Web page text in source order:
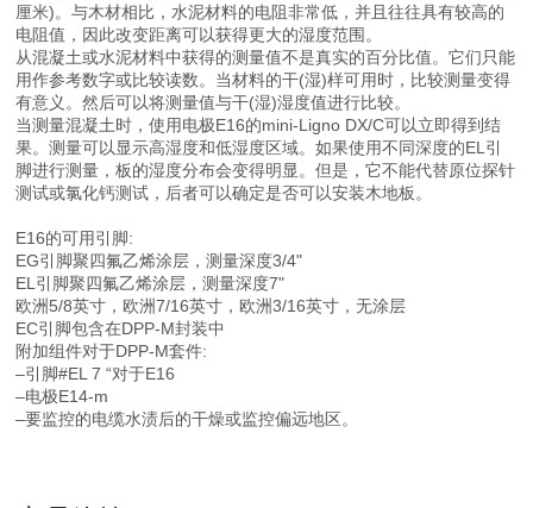
厘米)。与木材相比，水泥材料的电阻非常低，并且往往具有较高的
电阻值，因此改变距离可以获得更大的湿度范围。
从混凝土或水泥材料中获得的测量值不是真实的百分比值。它们只能
用作参考数字或比较读数。当材料的干(湿)样可用时，比较测量变得
有意义。然后可以将测量值与干(湿)湿度值进行比较。
当测量混凝土时，使用电极E16的mini-Ligno DX/C可以立即得到结
果。测量可以显示高湿度和低湿度区域。如果使用不同深度的EL引
脚进行测量，板的湿度分布会变得明显。但是，它不能代替原位探针
测试或氯化钙测试，后者可以确定是否可以安装木地板。
E16的可用引脚:
EG引脚聚四氟乙烯涂层，测量深度3/4"
EL引脚聚四氟乙烯涂层，测量深度7"
欧洲5/8英寸，欧洲7/16英寸，欧洲3/16英寸，无涂层
EC引脚包含在DPP-M封装中
附加组件对于DPP-M套件:
–引脚#EL 7 “对于E16
–电极E14-m
–要监控的电缆水渍后的干燥或监控偏远地区。